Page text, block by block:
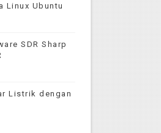
Linux Ubuntu
SDR Sharp
Listrik dengan